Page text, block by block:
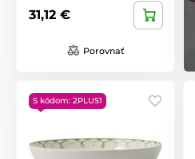
31,12 €
Porovnať
S kódom: 2PLUS1